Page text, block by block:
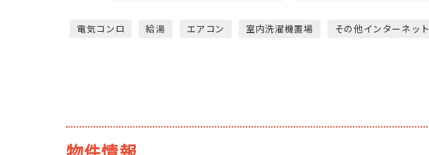
電気コンロ 給湯 エアコン 室内洗濯機置場 その他インターネット